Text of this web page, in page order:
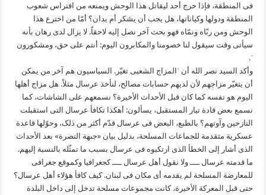
فی المنطقة، فإذا خرج أحد لیقاتل هذا الوحش ویمنعه من افتراس شعوب
المنطقة ودولها وکیاناتها، هل یجب أن یشکر أم یدان؟ أمّا من اخترع هذا
الوحش ومن ربّاه ونمّاه فهو بحث آخر نصل إلیه لاحقاً. لا یزال لدی رهان بأنه
سیأتی وقت سیقول لنا خصومنا والمکابرون الیوم: أنتم علی حق، ومشکورون
ˈ.
وأکد السید نصر الله أن ˈالمزاج الشعبی تغیّر. السیاسیون هم آخر من یمکن
أن یتغیّر مزاجهم لأن لدیهم حسابات مصالح، لنأخذ عرسال مثلاً. هل مزاج أهلها
الیوم هو نفسه کما کان قبل الأحداث الأخیرة؟ نسمعهم علی الشاشات، کما
نسمع بعض قادة تیار المستقبل، یسألون: أهکذا تکافأ عرسال التی استقبلت
النازحین وآوتهم؟ بالطبع، البعض فی عرسال قدّم أکثر من ذلک، وحوّلها قاعدة
عسکریة متقدمة للجماعات المسلحة، بدلیل بیان «جبهة النصرة» بعد الأحداث
الذی أشار إلی الخطأ الذی ارتکبوه فی عرسال بسبب ما تمثّله بالنسبة إلیهم.
ما قدمته عرسال ــــ ولا نقول أهل عرسال ــــ کجغرافیا وکموقع جغرافی
للمعارضة المسلحة لم یقدمه أی مکان فی لبنان. کیف کافأ هؤلاء أهل عرسال؟
حتی قبل المعرکة الأخیرة، کانت مجموعات مسلحة تدخل إلی داخل البلدة